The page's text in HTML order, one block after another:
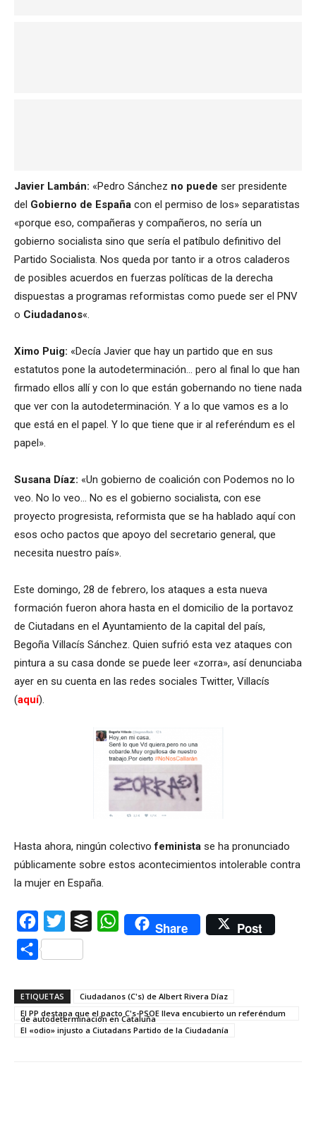
Javier Lambán: «Pedro Sánchez no puede ser presidente
del Gobierno de España con el permiso de los» separatistas
«porque eso, compañeras y compañeros, no sería un
gobierno socialista sino que sería el patíbulo definitivo del
Partido Socialista. Nos queda por tanto ir a otros caladeros
de posibles acuerdos en fuerzas políticas de la derecha
dispuestas a programas reformistas como puede ser el PNV
o Ciudadanos«.
Ximo Puig: «Decía Javier que hay un partido que en sus
estatutos pone la autodeterminación… pero al final lo que han
firmado ellos allí y con lo que están gobernando no tiene nada
que ver con la autodeterminación. Y a lo que vamos es a lo
que está en el papel. Y lo que tiene que ir al referéndum es el
papel».
Susana Díaz: «Un gobierno de coalición con Podemos no lo
veo. No lo veo… No es el gobierno socialista, con ese
proyecto progresista, reformista que se ha hablado aquí con
esos ocho pactos que apoyo del secretario general, que
necesita nuestro país».
Este domingo, 28 de febrero, los ataques a esta nueva
formación fueron ahora hasta en el domicilio de la portavoz
de Ciutadans en el Ayuntamiento de la capital del país,
Begoña Villacís Sánchez. Quien sufrió esta vez ataques con
pintura a su casa donde se puede leer «zorra», así denunciaba
ayer en su cuenta en las redes sociales Twitter, Villacís
(aquí).
Hasta ahora, ningún colectivofeminista se ha pronunciado
públicamente sobre estos acontecimientos intolerable contra
la mujer en España.
Facebook
Twitter Buffer WhatsAppShare Post
Compartir
ETIQUETAS
Ciudadanos (C's) de Albert Rivera Díaz
El PP destapa que el pacto C's-PSOE lleva encubierto un referéndum
de autodeterminación en Cataluña
El «odio» injusto a Ciutadans Partido de la Ciudadanía